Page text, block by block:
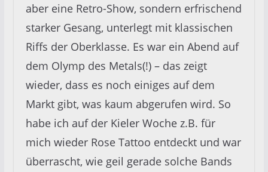
aber eine Retro-Show, sondern erfrischend
starker Gesang, unterlegt mit klassischen
Riffs der Oberklasse. Es war ein Abend auf
dem Olymp des Metals(!) – das zeigt
wieder, dass es noch einiges auf dem
Markt gibt, was kaum abgerufen wird. So
habe ich auf der Kieler Woche z.B. für
mich wieder Rose Tattoo entdeckt und war
überrascht, wie geil gerade solche Bands